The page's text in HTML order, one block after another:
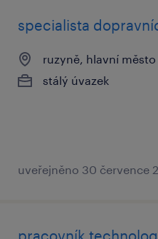
specialista
ruzyně, hlavní město
stálý úvazek
uveřejněno 30 července
pracovník